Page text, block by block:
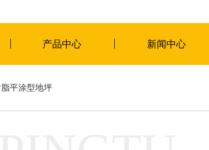
产品中心 新闻中心
平涂型地坪